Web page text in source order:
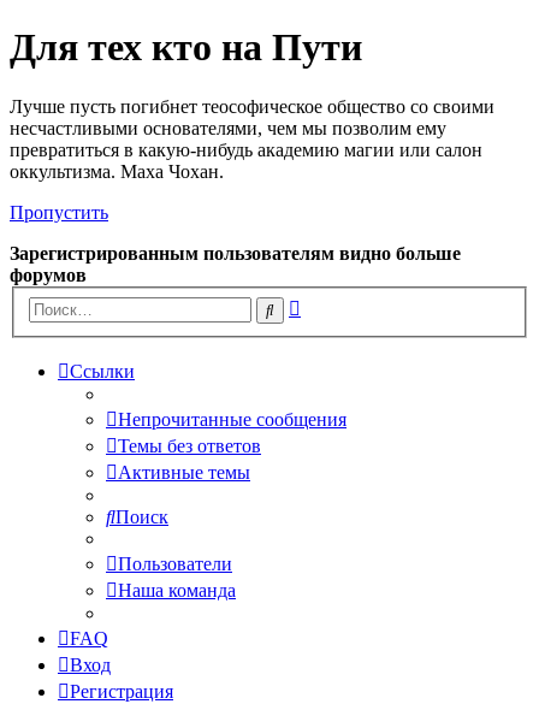
Для тех кто на Пути
Лучше пусть погибнет теософическое общество со своими
несчастливыми основателями, чем мы позволим ему
превратиться в какую-нибудь академию магии или салон
оккультизма. Маха Чохан.
Пропустить
Зарегистрированным пользователям видно больше
форумов
Поиск
Ссылки
Непрочитанные сообщения
Темы без ответов
Активные темы
Поиск
Пользователи
Наша команда
FAQ
Вход
Регистрация